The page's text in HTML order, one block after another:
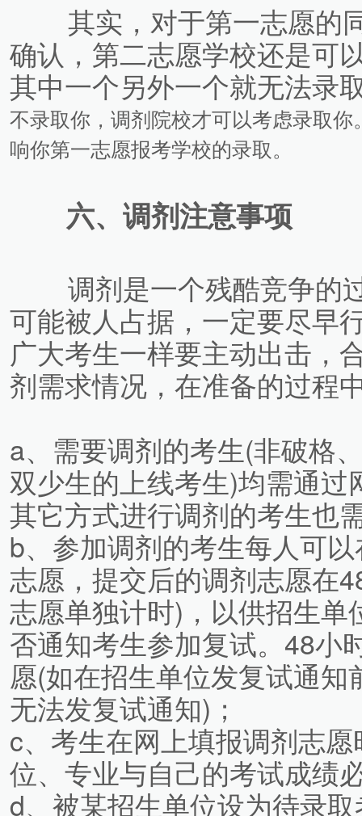
其实，对于第一志愿的
确认，第二志愿学校还是可
其中一个另外一个就无法录
不录取你，调剂院校才可以考虑录取你
响你第一志愿报考学校的录取。
六、调剂注意事项
调剂是一个残酷竞争的
可能被人占据，一定要尽早
广大考生一样要主动出击，
剂需求情况，在准备的过程
a、需要调剂的考生(非破格
双少生的上线考生)均需通
其它方式进行调剂的考生也
b、参加调剂的考生每人可
志愿，提交后的调剂志愿在
志愿单独计时)，以供招生
否通知考生参加复试。48小
愿(如在招生单位发复试通
无法发复试通知)；
c、考生在网上填报调剂志
位、专业与自己的考试成绩
d、被某招生单位设为待录